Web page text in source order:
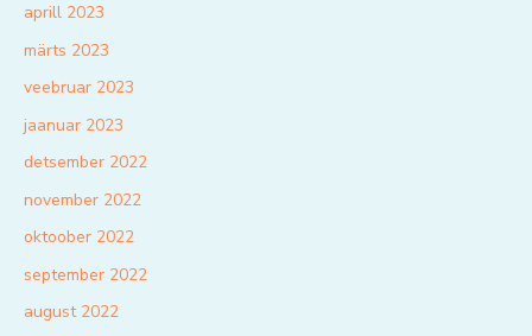
aprill 2023
märts 2023
veebruar 2023
jaanuar 2023
detsember 2022
november 2022
oktoober 2022
september 2022
august 2022